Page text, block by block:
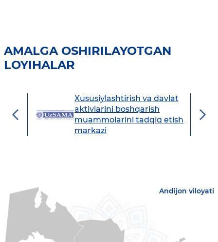
AMALGA OSHIRILAYOTGAN
LOYIHALAR
Xususiylashtirish va davlat
aktivlarini boshqarish
muammolarini tadqiq etish
markazi
Andijon viloyati